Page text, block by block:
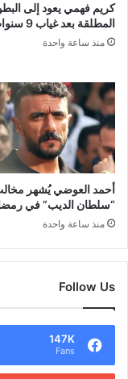
كريم فهمي يعود إلى
المطلقة بعد غياب 9 سنوات
منذ ساعة واحدة
أحمد العوضي يُشهر
“سلطان الديب” في رمضان
منذ ساعة واحدة
Follow Us
147K
Fans